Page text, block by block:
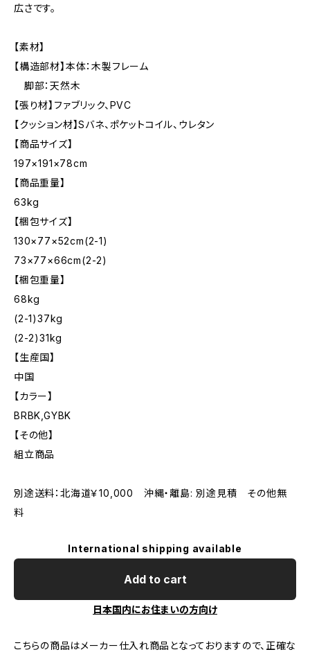
広さです。
【素材】
【構造部材】本体：木製フレーム
脚部：天然木
【張り材】ファブリック、PVC
【クッション材】Sバネ、ポケットコイル、ウレタン
【商品サイズ】
197×191×78cm
【商品重量】
63kg
【梱包サイズ】
130×77×52cm(2-1)
73×77×66cm(2-2)
【梱包重量】
68kg
(2-1)37kg
(2-2)31kg
【生産国】
中国
【カラー】
BRBK,GYBK
【その他】
組立商品
別途送料：北海道￥10,000 沖縄・離島: 別途見積 その他無
料
International shipping available
Add to cart
日本国内にお住まいの方向け
こちらの商品はメーカー仕入れ商品となっておりますので、正確な